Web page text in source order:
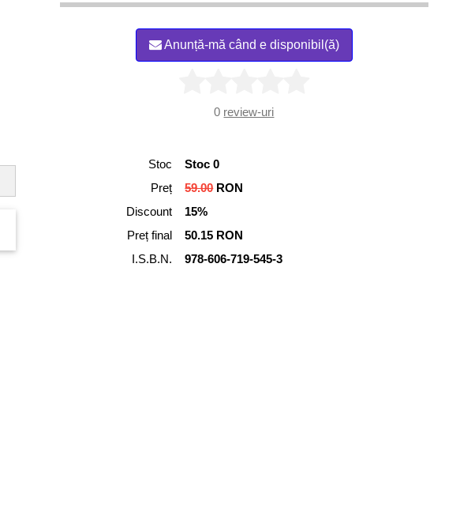
Anunță-mă când e disponibil(ă)
0 review-uri
Stoc
Stoc 0
Preț
59.00RON
Discount
15%
Preț final
50.15 RON
I.S.B.N.
978-606-719-545-3